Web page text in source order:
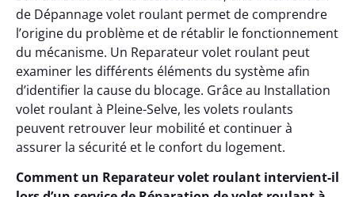
de Dépannage volet roulant permet de comprendre
l’origine du problème et de rétablir le fonctionnement
du mécanisme. Un Reparateur volet roulant peut
examiner les différents éléments du système afin
d’identifier la cause du blocage. Grâce au Installation
volet roulant à Pleine-Selve, les volets roulants
peuvent retrouver leur mobilité et continuer à
assurer la sécurité et le confort du logement.
Comment un Reparateur volet roulant intervient-il